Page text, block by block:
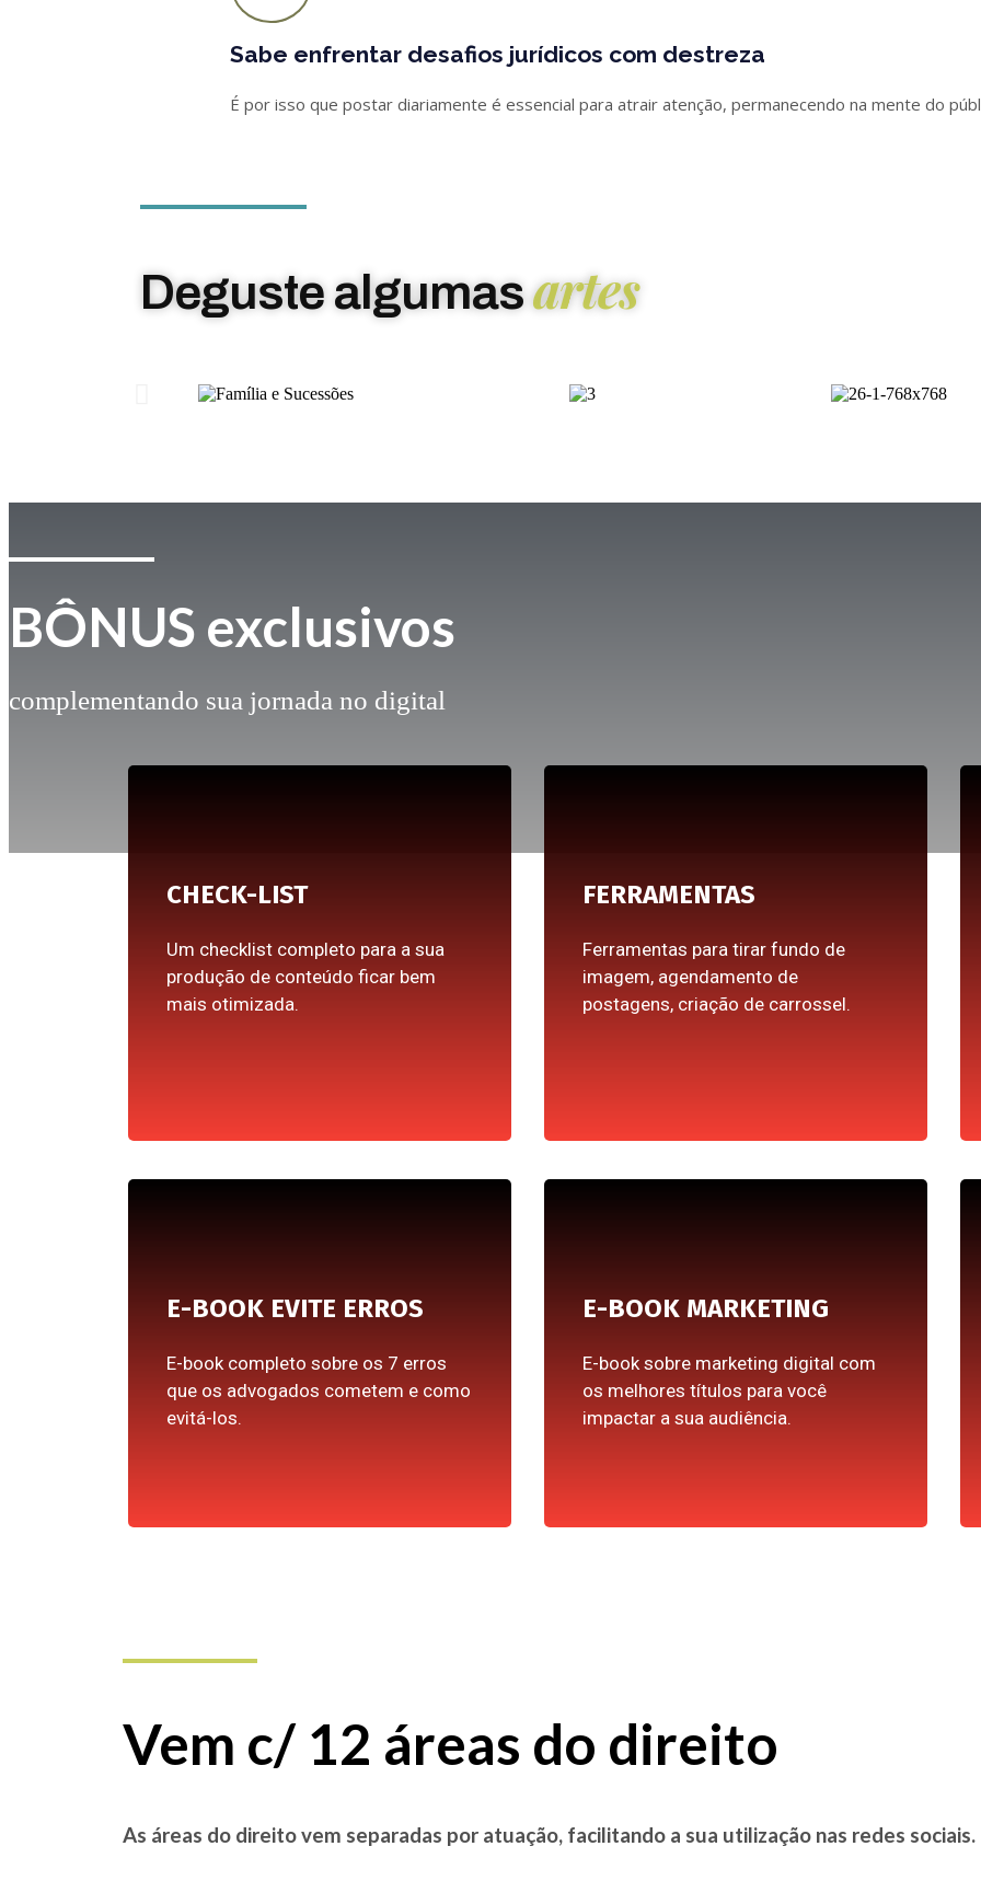
Sabe enfrentar desafios jurídicos com destreza
É por isso que postar diariamente é essencial para atrair atenção, permanecendo na mente do
Deguste algumasartes
BÔNUS exclusivos
complementando sua jornada no digital
CHECK-LIST
Um checklist completo para a sua
produção de conteúdo ficar bem
mais otimizada.
FERRAMENTAS
Ferramentas para tirar fundo de
imagem, agendamento de
postagens, criação de carrossel.
E-BOOK EVITE ERROS
E-book completo sobre os 7 erros
que os advogados cometem e como
evitá-los.
E-BOOK MARKETING
E-book sobre marketing digital com
os melhores títulos para você
impactar a sua audiência.
Vem c/ 12 áreas do direito
As áreas do direito vem separadas por atuação, facilitando a sua utilização nas redes sociais.